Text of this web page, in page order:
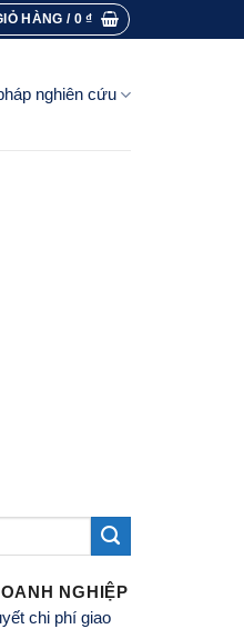
HÀNG / 0₫
nghiên cứu
NGHIỆP
chi phí giao